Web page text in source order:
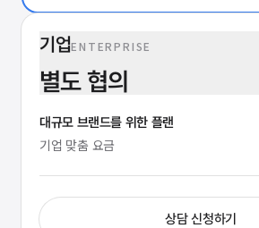
기업ENTERPRISE
별도 협의
대규모 브랜드를 위한 플랜
기업 맞춤 요금
상담 신청하기